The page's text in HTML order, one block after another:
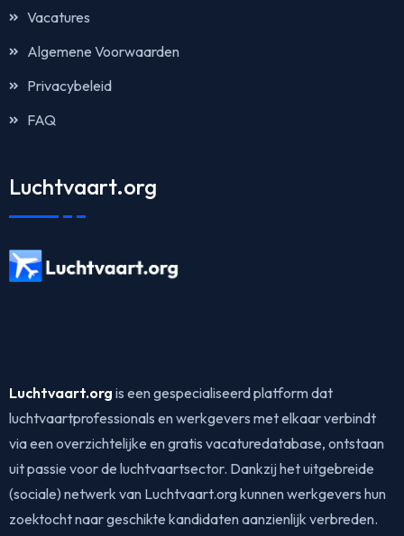
Vacatures
Algemene Voorwaarden
Privacybeleid
FAQ
Luchtvaart.org
Luchtvaart.org is een gespecialiseerd platform dat
luchtvaartprofessionals en werkgevers met elkaar verbindt
via een overzichtelijke en gratis vacaturedatabase, ontstaan
uit passie voor de luchtvaartsector. Dankzij het uitgebreide
(sociale) netwerk van Luchtvaart.org kunnen werkgevers hun
zoektocht naar geschikte kandidaten aanzienlijk verbreden.